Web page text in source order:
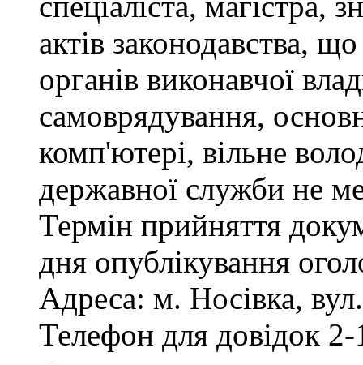
актів законодавства,
органів виконавчої
самоврядування,
комп'ютері, вільне
державної служби не
Термін прийняття
дня опублікування
Адреса: м. Носівка,
Телефон для довідок